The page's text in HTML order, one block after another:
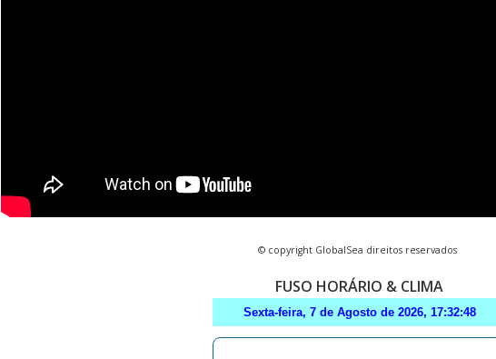
© copyright GlobalSea direitos reservados
FUSO HORÁRIO & CLIMA